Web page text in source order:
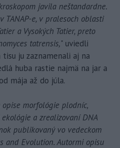
javila neštandardne.
e, v pralesoch oblasti
a Vysokých Tatier, preto
tatrensis," uviedli
ju zaznamenali aj na
huba rastie najmä na jar a
mája až do júla.
morfológie plodníc,
a zrealizovaní DNA
publikovaný vo vedeckom
and Evolution. Autormi opisu